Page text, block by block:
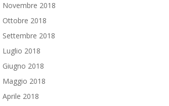
Novembre 2018
Ottobre 2018
Settembre 2018
Luglio 2018
Giugno 2018
Maggio 2018
Aprile 2018